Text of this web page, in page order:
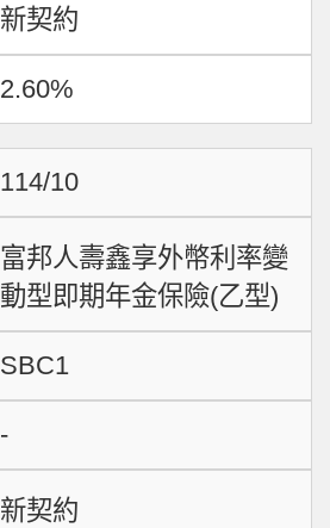
新契約
2.60%
114/10
富邦人壽鑫享外幣利率變
動型即期年金保險(乙型)
SBC1
-
新契約